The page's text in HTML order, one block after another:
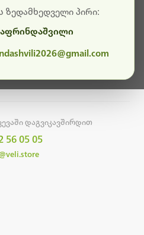
დაგვიკავშირდით
56 05 05
ზედამხედველი პირი: